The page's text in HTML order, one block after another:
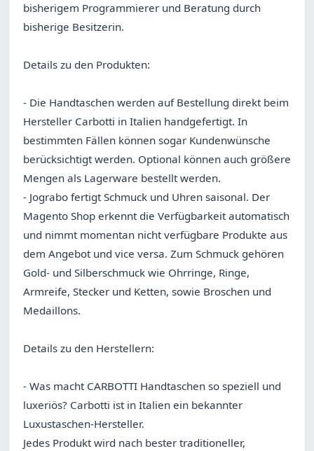
bisherigem Programmierer und Beratung durch
bisherige Besitzerin.
Details zu den Produkten:
- Die Handtaschen werden auf Bestellung direkt beim
Hersteller Carbotti in Italien handgefertigt. In
bestimmten Fällen können sogar Kundenwünsche
berücksichtigt werden. Optional können auch größere
Mengen als Lagerware bestellt werden.
- Jograbo fertigt Schmuck und Uhren saisonal. Der
Magento Shop erkennt die Verfügbarkeit automatisch
und nimmt momentan nicht verfügbare Produkte aus
dem Angebot und vice versa. Zum Schmuck gehören
Gold- und Silberschmuck wie Ohrringe, Ringe,
Armreife, Stecker und Ketten, sowie Broschen und
Medaillons.
Details zu den Herstellern:
- Was macht CARBOTTI Handtaschen so speziell und
luxeriös? Carbotti ist in Italien ein bekannter
Luxustaschen-Hersteller.
Jedes Produkt wird nach bester traditioneller,